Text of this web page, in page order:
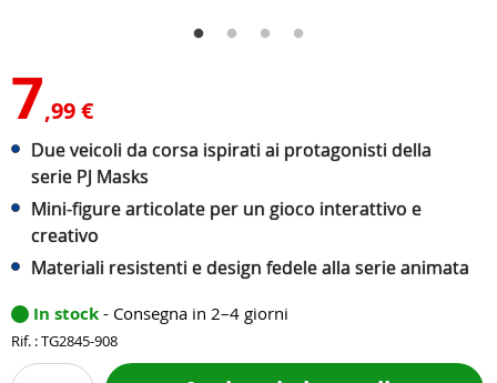
7,99 €
Due veicoli da corsa ispirati ai protagonisti della
serie PJ Masks
Mini-figure articolate per un gioco interattivo e
creativo
Materiali resistenti e design fedele alla serie animata
In stock - Consegna in 2–4 giorni
Rif. : TG2845-908